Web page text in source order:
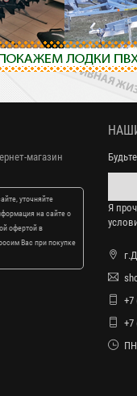
магазин
уточняйте
на сайте о
офертой в
Вас при покупке
Я
+7
+7